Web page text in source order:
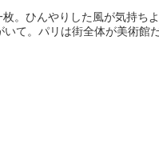
。ひんやりした風が気持ち
て。パリは街全体が美術館